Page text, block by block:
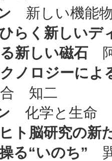
新しい機能
らく新しいデ
新しい磁石
ノロジーによ
知二
化学と生命
ト脳研究の新
る“いのち”